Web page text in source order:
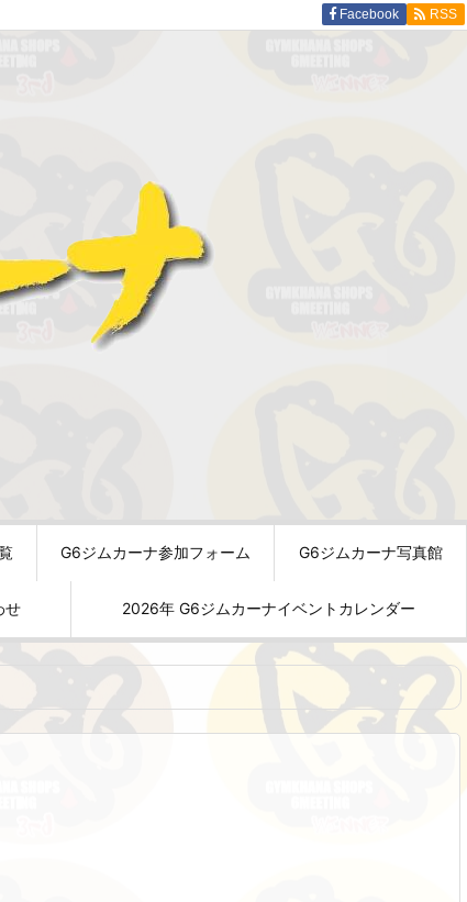
G6ジムカーナ参加フォーム G6ジムカーナ写真館
せ 2026年 G6ジムカーナイベントカレンダー
Facebook RSS